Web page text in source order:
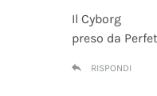
Il Cyborg
preso da
RISPONDI